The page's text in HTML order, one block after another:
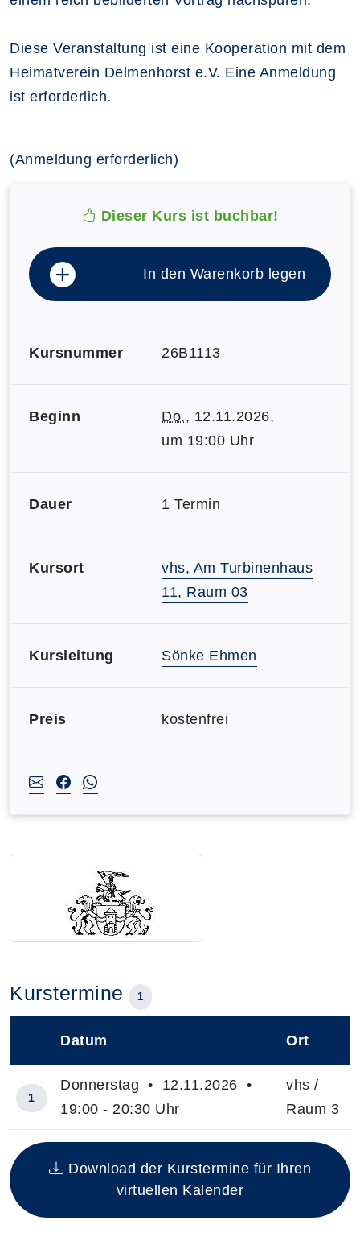
Diese Veranstaltung ist eine Kooperation mit dem
Heimatverein Delmenhorst e.V. Eine Anmeldung
ist erforderlich.
(Anmeldung erforderlich)
Dieser Kurs ist buchbar!
In den Warenkorb legen
Kursnummer 26B1113
Beginn Do., 12.11.2026,
um 19:00 Uhr
Dauer 1 Termin
Kursort
vhs, Am Turbinenhaus
11, Raum 03
Kursleitung Sönke Ehmen
Preis kostenfrei
Kurstermine 1
Insgesamt gibt es 1 Termine zum diesen Kurs
Datum Ort
1
Donnerstag • 12.11.2026 •
19:00 - 20:30 Uhr
vhs /
Raum 3
Download der Kurstermine für Ihren
virtuellen Kalender